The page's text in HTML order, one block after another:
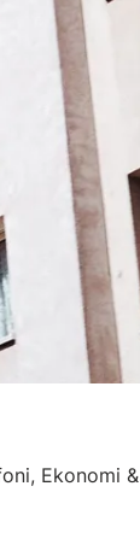
Ekonomi &